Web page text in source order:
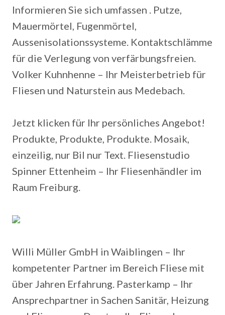
Informieren Sie sich umfassen . Putze,
Mauermörtel, Fugenmörtel,
Aussenisolationssysteme. Kontaktschlämme
für die Verlegung von verfärbungsfreien.
Volker Kuhnhenne – Ihr Meisterbetrieb für
Fliesen und Naturstein aus Medebach.
Jetzt klicken für Ihr persönliches Angebot!
Produkte, Produkte, Produkte. Mosaik,
einzeilig, nur Bil nur Text. Fliesenstudio
Spinner Ettenheim – Ihr Fliesenhändler im
Raum Freiburg.
Willi Müller GmbH in Waiblingen – Ihr
kompetenter Partner im Bereich Fliese mit
über Jahren Erfahrung. Pasterkamp – Ihr
Ansprechpartner in Sachen Sanitär, Heizung